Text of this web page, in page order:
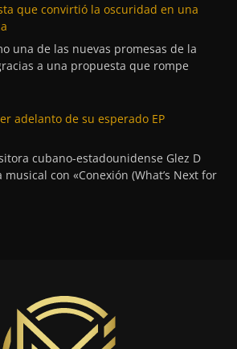
que convirtió la oscuridad en una
una de las nuevas promesas de la
a una propuesta que rompe
adelanto de su esperado EP
cubano-estadounidense Glez D
con «Conexión (What’s Next for